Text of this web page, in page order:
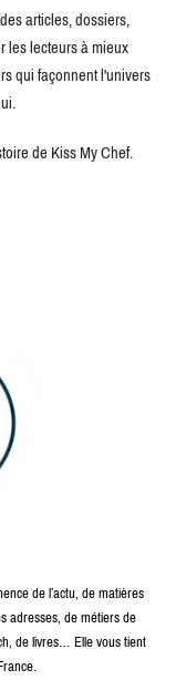
articles, dossiers,
les lecteurs à mieux
qui façonnent l'univers
de Kiss My Chef.
de l’actu, de matières
adresses, de métiers de
de livres… Elle vous tient